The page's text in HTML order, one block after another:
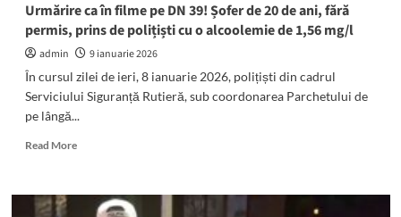
Urmărire ca în filme pe DN 39! Șofer de 20 de ani, fără
permis, prins de polițiști cu o alcoolemie de 1,56 mg/l
admin
9 ianuarie 2026
În cursul zilei de ieri, 8 ianuarie 2026, polițiști din cadrul
Serviciului Siguranță Rutieră, sub coordonarea Parchetului de
pe lângă...
Read MoreRead
Urmărire